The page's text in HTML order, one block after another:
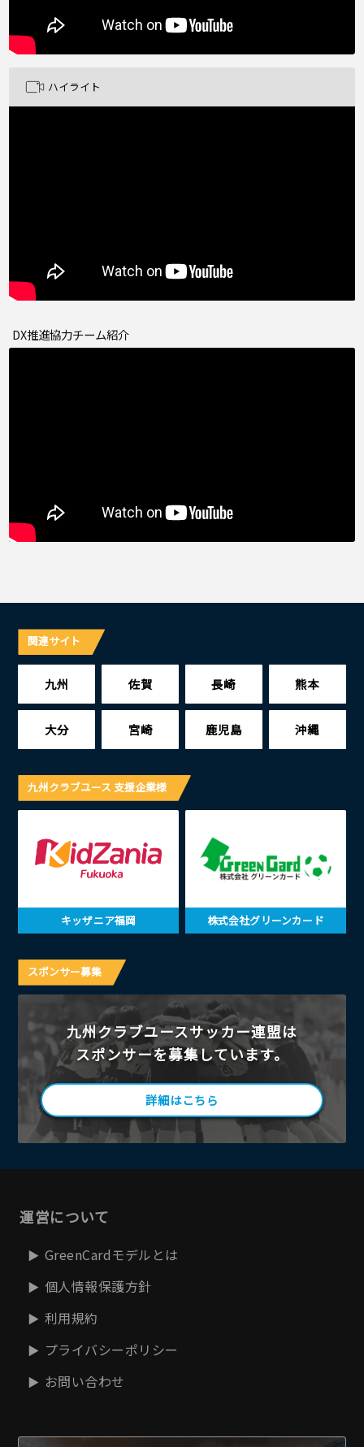
ハイライト
DX推進協力チーム紹介
関連サイト
九州 佐賀 長崎 熊本
大分 宮崎 鹿児島 沖縄
九州クラブユース 支援企業様
キッザニア福岡 株式会社グリーンカード
スポンサー募集
九州クラブユースサッカー連盟は
スポンサーを募集しています。
詳細はこちら
運営について
GreenCardモデルとは
個人情報保護方針
利用規約
プライバシーポリシー
お問い合わせ